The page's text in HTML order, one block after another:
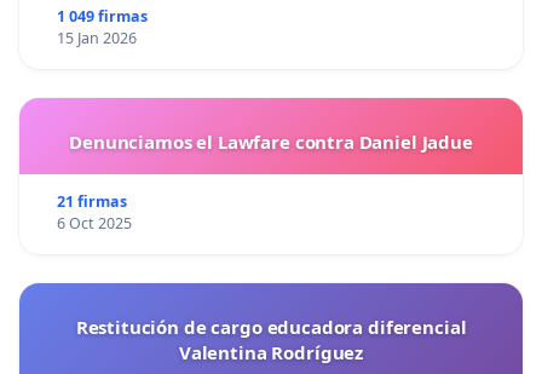
1 049 firmas
15 Jan 2026
Denunciamos el Lawfare contra Daniel Jadue
21 firmas
6 Oct 2025
Restitución de cargo educadora diferencial
Valentina Rodríguez